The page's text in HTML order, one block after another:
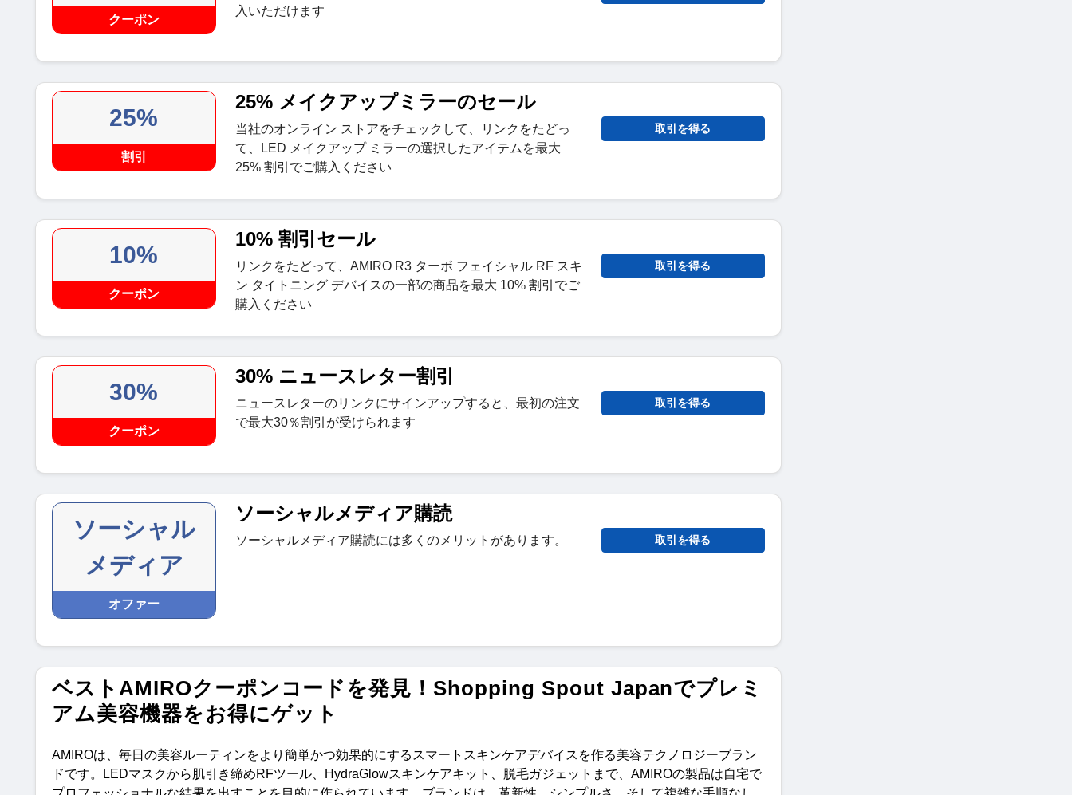
クーポン
入いただけます
25%
割引
25% メイクアップミラーのセール
当社のオンライン ストアをチェックして、リンクをたどっ
て、LED メイクアップ ミラーの選択したアイテムを最大
25% 割引でご購入ください
取引を得る
10%
クーポン
10% 割引セール
リンクをたどって、AMIRO R3 ターボ フェイシャル RF スキ
ン タイトニング デバイスの一部の商品を最大 10% 割引でご
購入ください
取引を得る
30%
クーポン
30% ニュースレター割引
ニュースレターのリンクにサインアップすると、最初の注文
で最大30％割引が受けられます
取引を得る
ソーシャル
メディア
オファー
ソーシャルメディア購読
ソーシャルメディア購読には多くのメリットがあります。 取引を得る
ベストAMIROクーポンコードを発見！Shopping Spout Japanでプレミ
アム美容機器をお得にゲット
AMIROは、毎日の美容ルーティンをより簡単かつ効果的にするスマートスキンケアデバイスを作る美容テクノロジーブラン
ドです。
LEDマスクから肌引き締めRFツール、 HydraGlowスキンケアキット、脱毛ガジェットまで、 AMIROの製品は自宅で